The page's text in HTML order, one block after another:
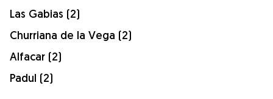
Las Gabias (2)
Churriana de la Vega (2)
Alfacar (2)
Padul (2)